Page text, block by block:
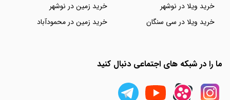
خرید ویلا در نوشهر
خرید ویلا در سی سنگان
خرید زمین در نوشهر
خرید زمین در محمودآباد
ما را در شبکه های اجتماعی دنبال کنید